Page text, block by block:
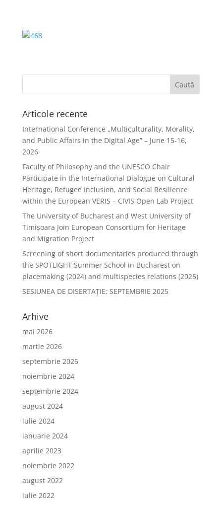
Articole recente
International Conference „Multiculturality, Morality,
and Public Affairs in the Digital Age” – June 15-16,
2026
Faculty of Philosophy and the UNESCO Chair
Participate in the International Dialogue on Cultural
Heritage, Refugee Inclusion, and Social Resilience
within the European VERIS – CIVIS Open Lab Project
The University of Bucharest and West University of
Timișoara Join European Consortium for Heritage
and Migration Project
Screening of short documentaries produced through
the SPOTLIGHT Summer School in Bucharest on
placemaking (2024) and multispecies relations (2025)
SESIUNEA DE DISERTAŢIE: SEPTEMBRIE 2025
Arhive
mai 2026
martie 2026
septembrie 2025
noiembrie 2024
septembrie 2024
august 2024
iulie 2024
ianuarie 2024
aprilie 2023
noiembrie 2022
august 2022
iulie 2022